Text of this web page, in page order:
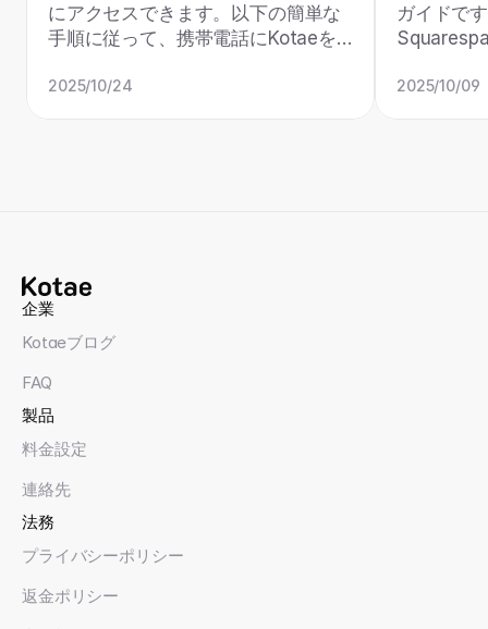
にアクセスできます。以下の簡単な
手順に従って、携帯電話にKotaeを
2025/10/24
ガイドで
ー向けの
2025/10/09
企業
Kotaeブログ
FAQ
製品
料金設定
連絡先
法務
プライバシーポリシー
返金ポリシー